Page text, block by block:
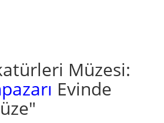
Müzesi:
Evinde